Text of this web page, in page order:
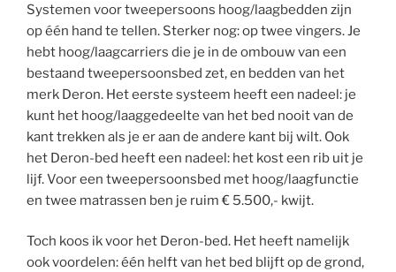
Systemen voor tweepersoons hoog/laagbedden zijn
op één hand te tellen. Sterker nog: op twee vingers. Je
hebt hoog/laagcarriers die je in de ombouw van een
bestaand tweepersoonsbed zet, en bedden van het
merk Deron. Het eerste systeem heeft een nadeel: je
kunt het hoog/laaggedeelte van het bed nooit van de
kant trekken als je er aan de andere kant bij wilt. Ook
het Deron-bed heeft een nadeel: het kost een rib uit je
lijf. Voor een tweepersoonsbed met hoog/laagfunctie
en twee matrassen ben je ruim € 5.500,- kwijt.
Toch koos ik voor het Deron-bed. Het heeft namelijk
ook voordelen: één helft van het bed blijft op de grond,